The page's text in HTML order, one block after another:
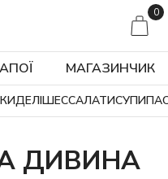
0
ДЕЛІШЕССАЛАТИСУПИ
МАГАЗИНЧИК
ДИВИНА